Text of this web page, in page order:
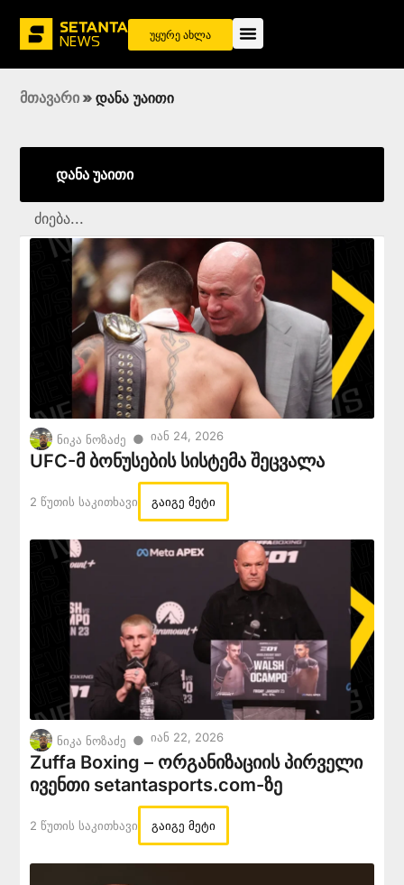
უყურე ახლა
მთავარი » დანა უაითი
დანა უაითი
ნიკა ნოზაძე ● Იან 24, 2026
UFC-მ ბონუსების სისტემა შეცვალა
2 Წუთის Საკითხავი გაიგე მეტი
ნიკა ნოზაძე ● Იან 22, 2026
Zuffa Boxing – ორგანიზაციის პირველი
ივენთი setantasports.com-ზე
2 Წუთის Საკითხავი გაიგე მეტი